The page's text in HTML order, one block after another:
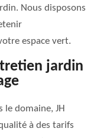
Nous disposons
espace vert.
jardin
le domaine, JH
à des tarifs